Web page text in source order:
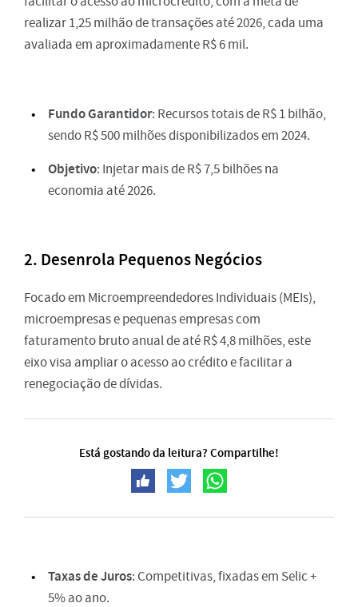
realizar 1,25 milhão de transações até 2026, cada uma
avaliada em aproximadamente R$ 6 mil.
Fundo Garantidor: Recursos totais de R$ 1 bilhão,
sendo R$ 500 milhões disponibilizados em 2024.
Objetivo: Injetar mais de R$ 7,5 bilhões na
economia até 2026.
2. Desenrola Pequenos Negócios
Focado em Microempreendedores Individuais (MEIs),
microempresas e pequenas empresas com
faturamento bruto anual de até R$ 4,8 milhões, este
eixo visa ampliar o acesso ao crédito e facilitar a
renegociação de dívidas.
Está gostando da leitura? Compartilhe!
Taxas de Juros: Competitivas, fixadas em Selic +
5% ao ano.